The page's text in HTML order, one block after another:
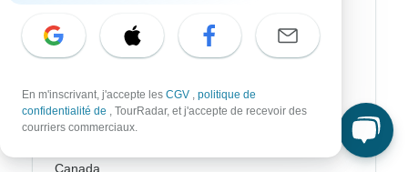
Portugal
Espagne
Turquie
Canada
En m'inscrivant, j'accepte les CGV , politique de
confidentialité de , TourRadar, et j'accepte de recevoir des
courriers commerciaux.